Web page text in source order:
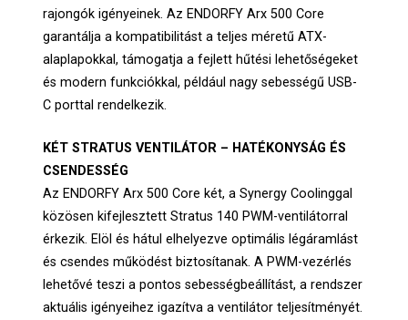
rajongók igényeinek. Az ENDORFY Arx 500 Core
garantálja a kompatibilitást a teljes méretű ATX-
alaplapokkal, támogatja a fejlett hűtési lehetőségeket
és modern funkciókkal, például nagy sebességű USB-
C porttal rendelkezik.
KÉT STRATUS VENTILÁTOR – HATÉKONYSÁG ÉS
CSENDESSÉG
Az ENDORFY Arx 500 Core két, a Synergy Coolinggal
közösen kifejlesztett Stratus 140 PWM-ventilátorral
érkezik. Elöl és hátul elhelyezve optimális légáramlást
és csendes működést biztosítanak. A PWM-vezérlés
lehetővé teszi a pontos sebességbeállítást, a rendszer
aktuális igényeihez igazítva a ventilátor teljesítményét.